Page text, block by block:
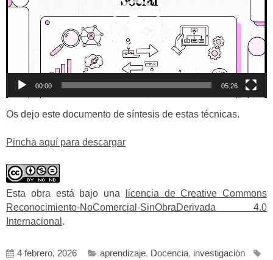
00:00 05:26
Os dejo este documento de síntesis de estas técnicas.
Pincha aquí para descargar
Esta obra está bajo una
licencia de Creative Commons
Reconocimiento-NoComercial-SinObraDerivada 4.0
Internacional .
4 febrero, 2026 aprendizaje, Docencia, investigación